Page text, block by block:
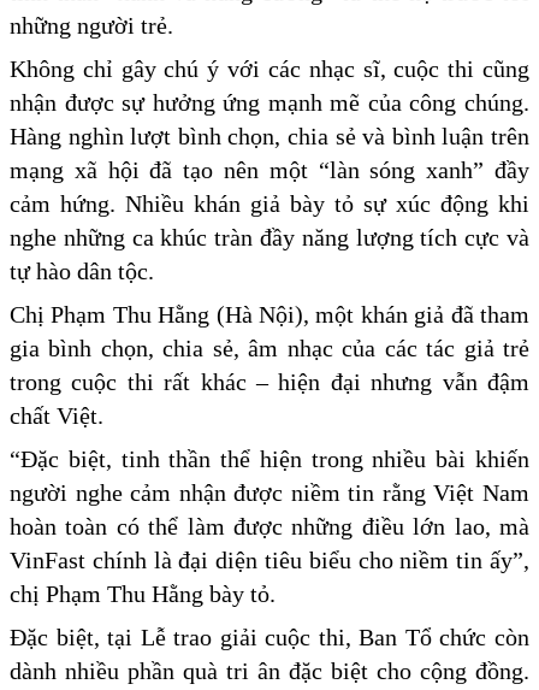
những người trẻ.
Không chỉ gây chú ý với các nhạc sĩ, cuộc thi cũng
nhận được sự hưởng ứng mạnh mẽ của công chúng.
Hàng nghìn lượt bình chọn, chia sẻ và bình luận trên
mạng xã hội đã tạo nên một “làn sóng xanh” đầy
cảm hứng. Nhiều khán giả bày tỏ sự xúc động khi
nghe những ca khúc tràn đầy năng lượng tích cực và
tự hào dân tộc.
Chị Phạm Thu Hằng (Hà Nội), một khán giả đã tham
gia bình chọn, chia sẻ, âm nhạc của các tác giả trẻ
trong cuộc thi rất khác – hiện đại nhưng vẫn đậm
chất Việt.
“Đặc biệt, tinh thần thể hiện trong nhiều bài khiến
người nghe cảm nhận được niềm tin rằng Việt Nam
hoàn toàn có thể làm được những điều lớn lao, mà
VinFast chính là đại diện tiêu biểu cho niềm tin ấy”,
chị Phạm Thu Hằng bày tỏ.
Đặc biệt, tại Lễ trao giải cuộc thi, Ban Tổ chức còn
dành nhiều phần quà tri ân đặc biệt cho cộng đồng.